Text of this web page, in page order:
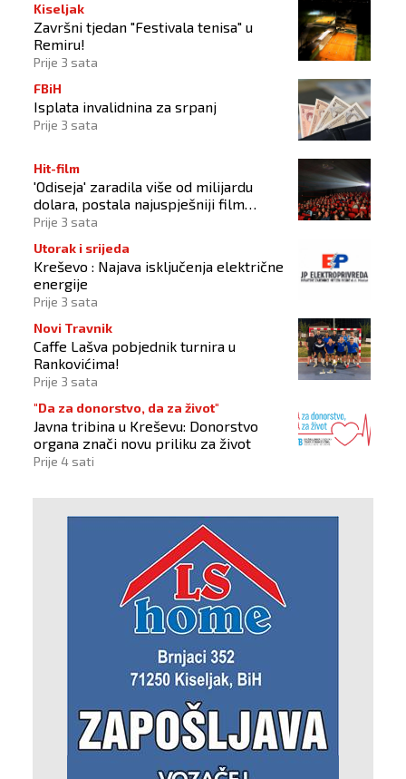
Kiseljak
Završni tjedan "Festivala tenisa" u
Remiru!
Prije 3 sata
FBiH
Isplata invalidnina za srpanj
Prije 3 sata
Hit-film
'Odiseja' zaradila više od milijardu
dolara, postala najuspješniji film
Christophera Nolana
Prije 3 sata
Utorak i srijeda
Kreševo : Najava isključenja električne
energije
Prije 3 sata
Novi Travnik
Caffe Lašva pobjednik turnira u
Rankovićima!
Prije 3 sata
"Da za donorstvo, da za život"
Javna tribina u Kreševu: Donorstvo
organa znači novu priliku za život
Prije 4 sati